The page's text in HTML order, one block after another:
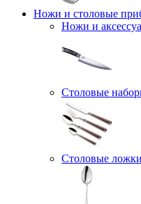
Ножи и столовые
Ножи и
Столовые
Столовые ложки